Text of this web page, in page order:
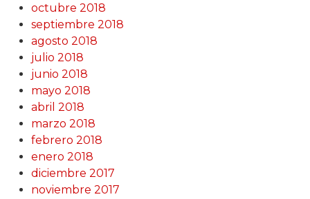
octubre 2018
septiembre 2018
agosto 2018
julio 2018
junio 2018
mayo 2018
abril 2018
marzo 2018
febrero 2018
enero 2018
diciembre 2017
noviembre 2017